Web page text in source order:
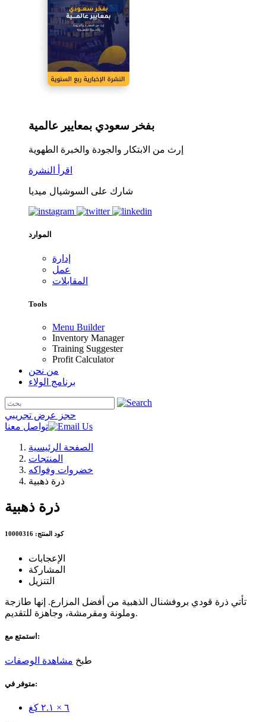
بفخر سعودي بمعايير عالمية
إرث من الابتكار والجودة والخبرة الطهوية
اقرأ النشرة
شارك على السوشيال ميديا
الموارد
إدارة
عمل
المقابلات
Tools
Menu Builder
Inventory Manager
Training Suggester
Profit Calculator
من نحن
برنامج الولاء
حجز عرض تجريبي
تواصل معنا
الصفحة الرئيسية
المنتجات
خضروات وفواكه
ذرة ذهبية
ذرة ذهبية
كود المنتج: 10000316
الإعجابات
المشاركة
التنزيل
تأتي ذرة قودي بروفشنال الذهبية من أفضل المزارع. إنها طازجة
وملونة ومقرمشة، وجاهزة للتقديم.
استمتع مع:
طبخ مشاهدة الوصفات
متوفر في:
٦ × ٢.١ كغ